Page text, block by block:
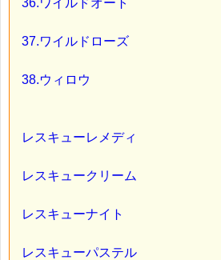
37.ワイルドローズ
38.ウィロウ
レスキューレメディ
レスキュークリーム
レスキューナイト
レスキューパステル